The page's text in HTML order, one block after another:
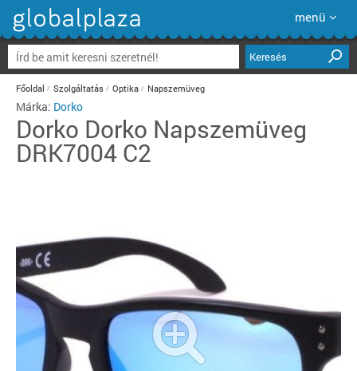
menü
Keresés
Főoldal Szolgáltatás Optika Napszemüveg
Márka: Dorko
Dorko Dorko Napszemüveg
DRK7004 C2